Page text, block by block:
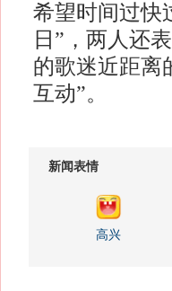
希望时间过快
日”，两人还
的歌迷近距离
互动”。
新闻表情
高兴